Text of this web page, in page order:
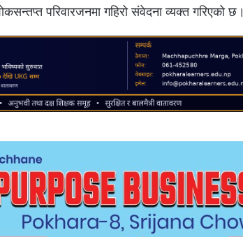
परिवारजनमा गहिरो संवेदना व्यक्त गरिएको छ।